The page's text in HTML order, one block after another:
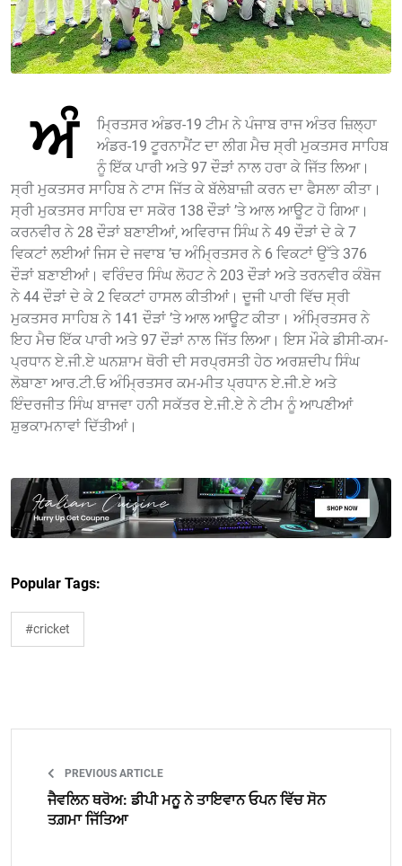
ਅੰ
ਮ੍ਰਿਤਸਰ ਅੰਡਰ-19 ਟੀਮ ਨੇ ਪੰਜਾਬ ਰਾਜ ਅੰਤਰ ਜ਼ਿਲ੍ਹਾ
ਅੰਡਰ-19 ਟੂਰਨਾਮੈਂਟ ਦਾ ਲੀਗ ਮੈਚ ਸ੍ਰੀ ਮੁਕਤਸਰ ਸਾਹਿਬ
ਨੂੰ ਇੱਕ ਪਾਰੀ ਅਤੇ 97 ਦੌੜਾਂ ਨਾਲ ਹਰਾ ਕੇ ਜਿੱਤ ਲਿਆ।
ਸ੍ਰੀ ਮੁਕਤਸਰ ਸਾਹਿਬ ਨੇ ਟਾਸ ਜਿੱਤ ਕੇ ਬੱਲੇਬਾਜ਼ੀ ਕਰਨ ਦਾ ਫੈਸਲਾ ਕੀਤਾ।
ਸ੍ਰੀ ਮੁਕਤਸਰ ਸਾਹਿਬ ਦਾ ਸਕੋਰ 138 ਦੌੜਾਂ ’ਤੇ ਆਲ ਆਊਟ ਹੋ ਗਿਆ।
ਕਰਨਵੀਰ ਨੇ 28 ਦੌੜਾਂ ਬਣਾਈਆਂ, ਅਵਿਰਾਜ ਸਿੰਘ ਨੇ 49 ਦੌੜਾਂ ਦੇ ਕੇ 7
ਵਿਕਟਾਂ ਲਈਆਂ ਜਿਸ ਦੇ ਜਵਾਬ ’ਚ ਅੰਮ੍ਰਿਤਸਰ ਨੇ 6 ਵਿਕਟਾਂ ਉੱਤੇ 376
ਦੌੜਾਂ ਬਣਾਈਆਂ। ਵਰਿੰਦਰ ਸਿੰਘ ਲੋਹਟ ਨੇ 203 ਦੌੜਾਂ ਅਤੇ ਤਰਨਵੀਰ ਕੰਬੋਜ
ਨੇ 44 ਦੌੜਾਂ ਦੇ ਕੇ 2 ਵਿਕਟਾਂ ਹਾਸਲ ਕੀਤੀਆਂ। ਦੂਜੀ ਪਾਰੀ ਵਿੱਚ ਸ੍ਰੀ
ਮੁਕਤਸਰ ਸਾਹਿਬ ਨੇ 141 ਦੌੜਾਂ ’ਤੇ ਆਲ ਆਊਟ ਕੀਤਾ। ਅੰਮ੍ਰਿਤਸਰ ਨੇ
ਇਹ ਮੈਚ ਇੱਕ ਪਾਰੀ ਅਤੇ 97 ਦੌੜਾਂ ਨਾਲ ਜਿੱਤ ਲਿਆ। ਇਸ ਮੌਕੇ ਡੀਸੀ-ਕਮ-
ਪ੍ਰਧਾਨ ਏ.ਜੀ.ਏ ਘਨਸ਼ਾਮ ਥੋਰੀ ਦੀ ਸਰਪ੍ਰਸਤੀ ਹੇਠ ਅਰਸ਼ਦੀਪ ਸਿੰਘ
ਲੋਬਾਣਾ ਆਰ.ਟੀ.ਓ ਅੰਮ੍ਰਿਤਸਰ ਕਮ-ਮੀਤ ਪ੍ਰਧਾਨ ਏ.ਜੀ.ਏ ਅਤੇ
ਇੰਦਰਜੀਤ ਸਿੰਘ ਬਾਜਵਾ ਹਨੀ ਸਕੱਤਰ ਏ.ਜੀ.ਏ ਨੇ ਟੀਮ ਨੂੰ ਆਪਣੀਆਂ
ਸ਼ੁਭਕਾਮਨਾਵਾਂ ਦਿੱਤੀਆਂ।
Popular Tags:
#cricket
PREVIOUS ARTICLE
ਜੈਵਲਿਨ ਥਰੋਅ: ਡੀਪੀ ਮਨੂ ਨੇ ਤਾਇਵਾਨ ਓਪਨ ਵਿੱਚ ਸੋਨ
ਤਗ਼ਮਾ ਜਿੱਤਿਆ